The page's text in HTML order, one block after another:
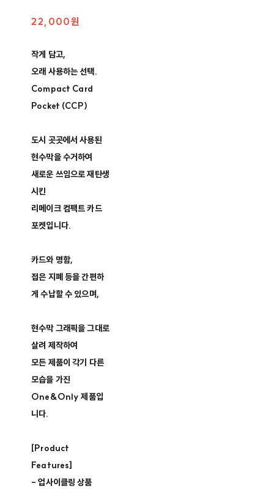
22,000원
작게 담고,
오래 사용하는 선택.
Compact Card
Pocket (CCP)
도시 곳곳에서 사용된
현수막을 수거하여
새로운 쓰임으로 재탄생
시킨
리메이크 컴팩트 카드
포켓입니다.
카드와 명함,
접은 지폐 등을 간편하
게 수납할 수 있으며,
현수막 그래픽을 그대로
살려 제작하여
모든 제품이 각기 다른
모습을 가진
One&Only 제품입
니다.
[Product
Features]
- 업사이클링 상품